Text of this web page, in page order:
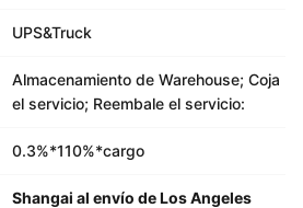
UPS&Truck
Almacenamiento de Warehouse; Coja
el servicio; Reembale el servicio:
0.3%*110%*cargo
Shangai al envío de Los Angeles